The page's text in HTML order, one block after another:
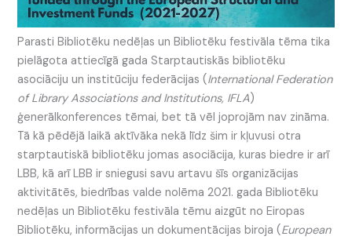
Parasti Bibliotēku nedēļas un Bibliotēku festivāla tēma tika
pielāgota attiecīgā gada Starptautiskās bibliotēku
asociāciju un institūciju federācijas (International Federation
of Library Associations and Institutions, IFLA)
ģenerālkonferences tēmai, bet tā vēl joprojām nav zināma.
Tā kā pēdējā laikā aktīvāka nekā līdz šim ir kļuvusi otra
starptautiskā bibliotēku jomas asociācija, kuras biedre ir arī
LBB, kā arī LBB ir sniegusi savu artavu šīs organizācijas
aktivitātēs, biedrības valde nolēma 2021. gada Bibliotēku
nedēļas un Bibliotēku festivāla tēmu aizgūt no Eiropas
Bibliotēku, informācijas un dokumentācijas biroja (European